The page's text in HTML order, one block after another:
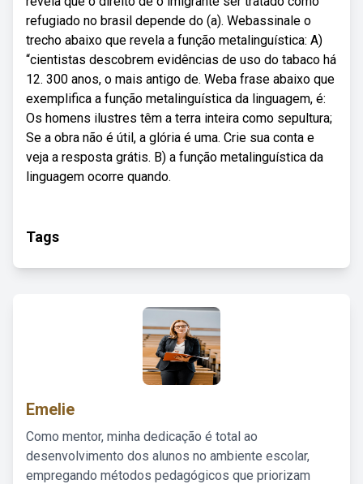
refugiado no brasil depende do (a). Webassinale o
trecho abaixo que revela a função metalinguística: A)
“cientistas descobrem evidências de uso do tabaco há
12. 300 anos, o mais antigo de. Weba frase abaixo que
exemplifica a função metalinguística da linguagem, é:
Os homens ilustres têm a terra inteira como sepultura;
Se a obra não é útil, a glória é uma. Crie sua conta e
veja a resposta grátis. B) a função metalinguística da
linguagem ocorre quando.
Tags
Emelie
Como mentor, minha dedicação é total ao
desenvolvimento dos alunos no ambiente escolar,
empregando métodos pedagógicos que priorizam